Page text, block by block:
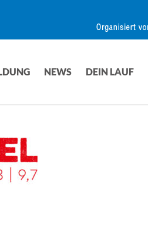
NEWS DEIN LAUF